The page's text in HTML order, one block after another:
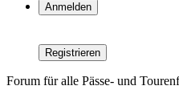
Anmelden
Registrieren
Forum für alle Pässe- und